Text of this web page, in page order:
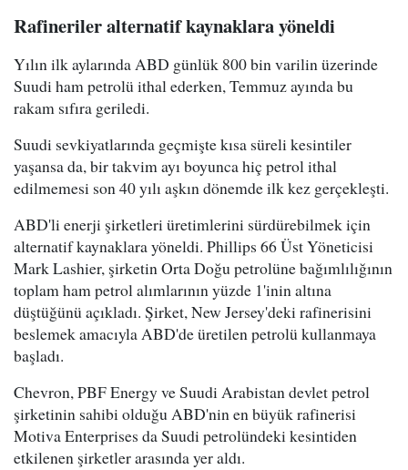
Rafineriler alternatif kaynaklara yöneldi
Yılın ilk aylarında ABD günlük 800 bin varilin üzerinde
Suudi ham petrolü ithal ederken, Temmuz ayında bu
rakam sıfıra geriledi.
Suudi sevkiyatlarında geçmişte kısa süreli kesintiler
yaşansa da, bir takvim ayı boyunca hiç petrol ithal
edilmemesi son 40 yılı aşkın dönemde ilk kez gerçekleşti.
ABD'li enerji şirketleri üretimlerini sürdürebilmek için
alternatif kaynaklara yöneldi. Phillips 66 Üst Yöneticisi
Mark Lashier, şirketin Orta Doğu petrolüne bağımlılığının
toplam ham petrol alımlarının yüzde 1'inin altına
düştüğünü açıkladı. Şirket, New Jersey'deki rafinerisini
beslemek amacıyla ABD'de üretilen petrolü kullanmaya
başladı.
Chevron, PBF Energy ve Suudi Arabistan devlet petrol
şirketinin sahibi olduğu ABD'nin en büyük rafinerisi
Motiva Enterprises da Suudi petrolündeki kesintiden
etkilenen şirketler arasında yer aldı.